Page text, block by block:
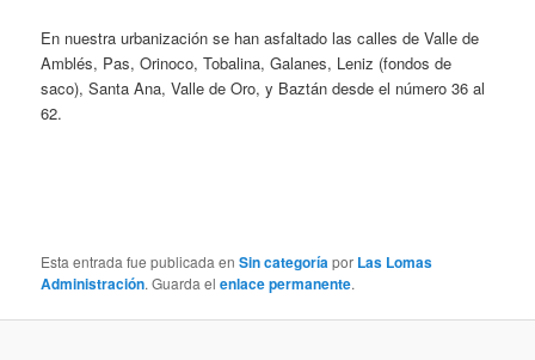
En nuestra urbanización se han asfaltado las calles de Valle de
Amblés, Pas, Orinoco, Tobalina, Galanes, Leniz (fondos de
saco), Santa Ana, Valle de Oro, y Baztán desde el número 36 al
62.
Esta entrada fue publicada enSin categoríapor Las Lomas
Administración. Guarda elenlace permanente.